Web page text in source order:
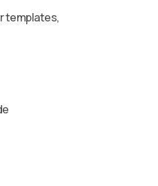
templates,